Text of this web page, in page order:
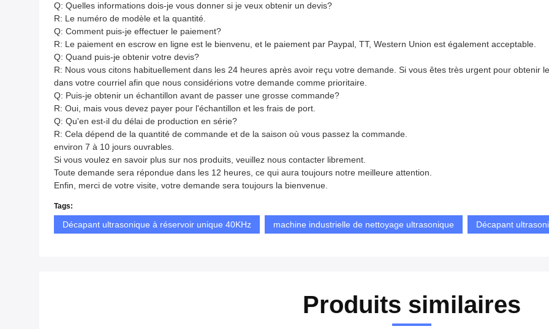
Q: Quelles informations dois-je vous donner si je veux obtenir un devis?
R: Le numéro de modèle et la quantité.
Q: Comment puis-je effectuer le paiement?
R: Le paiement en escrow en ligne est le bienvenu, et le paiement par Paypal, TT, Western Union est également acceptable.
Q: Quand puis-je obtenir votre devis?
R: Nous vous citons habituellement dans les 24 heures après avoir reçu votre demande. Si vous êtes très urgent pour obtenir
dans votre courriel afin que nous considérions votre demande comme prioritaire.
Q: Puis-je obtenir un échantillon avant de passer une grosse commande?
R: Oui, mais vous devez payer pour l'échantillon et les frais de port.
Q: Qu'en est-il du délai de production en série?
R: Cela dépend de la quantité de commande et de la saison où vous passez la commande.
environ 7 à 10 jours ouvrables.
Si vous voulez en savoir plus sur nos produits, veuillez nous contacter librement.
Toute demande sera répondue dans les 12 heures, ce qui aura toujours notre meilleure attention.
Enfin, merci de votre visite, votre demande sera toujours la bienvenue.
Tags:
Décapant ultrasonique à réservoir unique 40KHz machine industrielle de nettoyage ultrasonique Décapant
Produits similaires